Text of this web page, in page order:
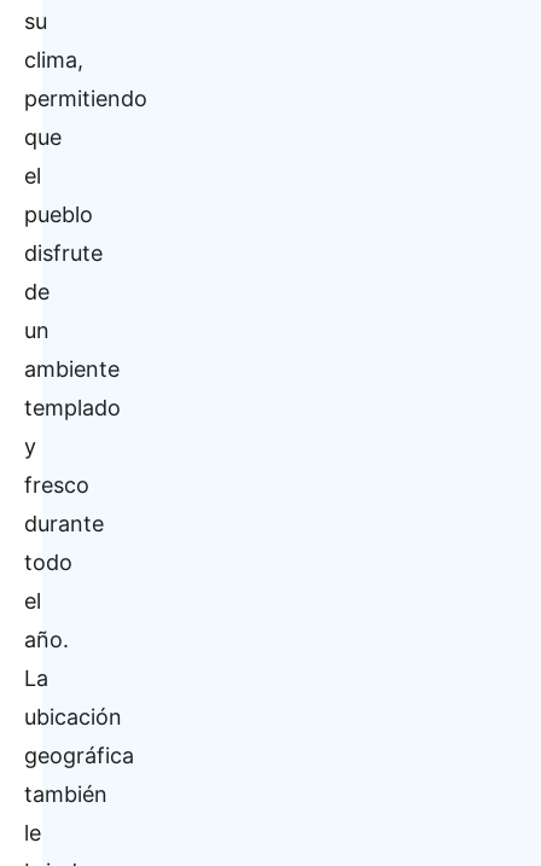
su
clima,
permitiendo
que
el
pueblo
disfrute
de
un
ambiente
templado
y
fresco
durante
todo
el
año.
La
ubicación
geográfica
también
le